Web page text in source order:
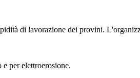
di lavorazione dei provini.
per elettroerosione.